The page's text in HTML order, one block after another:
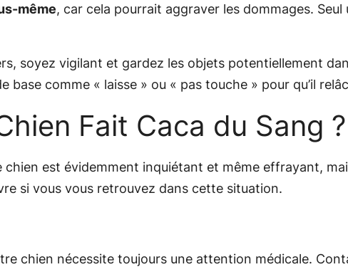
même, car cela pourrait aggraver les dommages.
soyez vigilant et gardez les objets potentiellement
base comme « laisse » ou « pas touche » pour qu’il
Fait Caca du Sang ?
chien est évidemment inquiétant et même effrayant,
si vous vous retrouvez dans cette situation.
chien nécessite toujours une attention médicale.